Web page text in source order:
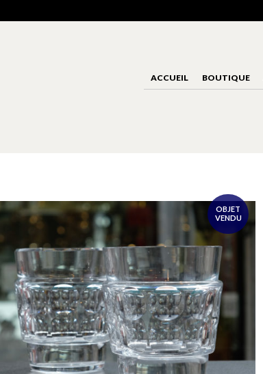
ACCUEIL BOUTIQUE
OBJET
VENDU